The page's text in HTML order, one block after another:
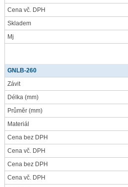
Cena vč. DPH
Skladem
Mj
GNLB-260
Závit
Délka (mm)
Průměr (mm)
Materiál
Cena bez DPH
Cena vč. DPH
Cena bez DPH
Cena vč. DPH